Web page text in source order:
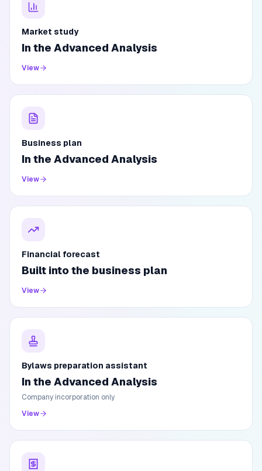
Market study
In the Advanced Analysis
View
Business plan
In the Advanced Analysis
View
Financial forecast
Built into the business plan
View
Bylaws preparation assistant
In the Advanced Analysis
Company incorporation only
View